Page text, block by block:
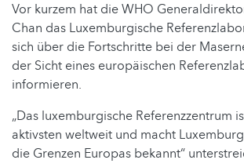
Vor kurzem hat die WHO
Chan das Luxemburgische
sich über die Fortschritte bei der
der Sicht eines europäischen
informieren.
„Das luxemburgische Referenzzentrum
aktivsten weltweit und macht
die Grenzen Europas bekannt“